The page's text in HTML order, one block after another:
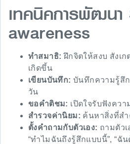
เทคนิคการพัฒนา
awareness
ทำสมาธิ: ฝึกจิตให้สงบ สังเ
เกิดขึ้น
เขียนบันทึก: บันทึกความรู้สึ
วัน
ขอคำติชม: เปิดใจรับฟังคว
สำรวจค่านิยม: ค้นหาสิ่งที่ส
ตั้งคำถามกับตัวเอง: ถามตัวเ
“ทำไมฉันถึงรู้สึกแบบนี้”, “ฉัน